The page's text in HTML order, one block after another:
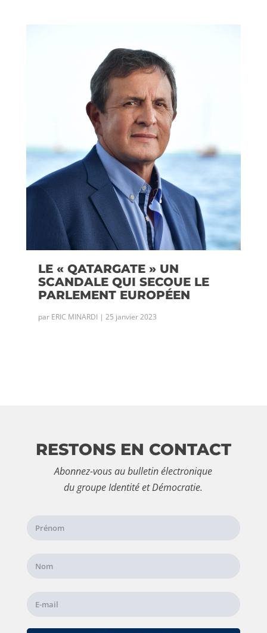
LE « QATARGATE » UN
SCANDALE QUI SECOUE LE
PARLEMENT EUROPÉEN
par ERIC MINARDI | 25 janvier 2023
RESTONS EN CONTACT
Abonnez-vous au bulletin électronique
du groupe Identité et Démocratie.